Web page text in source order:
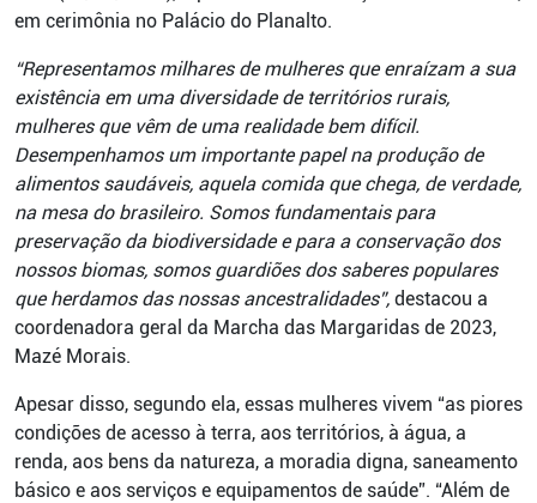
em cerimônia no Palácio do Planalto.
“Representamos milhares de mulheres que enraízam a sua
existência em uma diversidade de territórios rurais,
mulheres que vêm de uma realidade bem difícil.
Desempenhamos um importante papel na produção de
alimentos saudáveis, aquela comida que chega, de verdade,
na mesa do brasileiro. Somos fundamentais para
preservação da biodiversidade e para a conservação dos
nossos biomas, somos guardiões dos saberes populares
que herdamos das nossas ancestralidades”, destacou a
coordenadora geral da Marcha das Margaridas de 2023,
Mazé Morais.
Apesar disso, segundo ela, essas mulheres vivem “as piores
condições de acesso à terra, aos territórios, à água, a
renda, aos bens da natureza, a moradia digna, saneamento
básico e aos serviços e equipamentos de saúde”. “Além de